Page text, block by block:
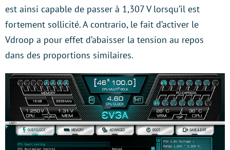
est ainsi capable de passer à 1,307 V lorsqu’il est
fortement sollicité. A contrario, le fait d’activer le
Vdroop a pour effet d’abaisser la tension au repos
dans des proportions similaires.